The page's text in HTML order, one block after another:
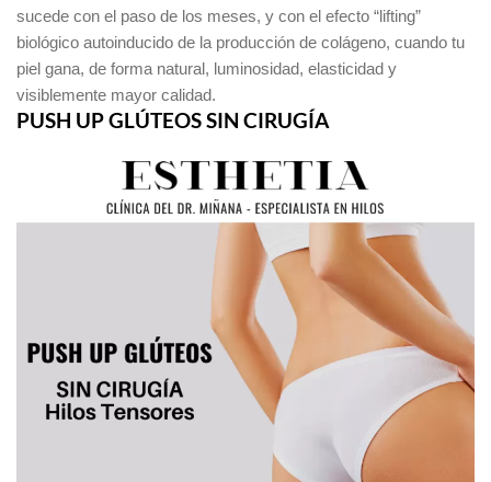
sucede con el paso de los meses, y con el efecto “lifting”
biológico autoinducido de la producción de colágeno, cuando tu
piel gana, de forma natural, luminosidad, elasticidad y
visiblemente mayor calidad.
PUSH UP GLÚTEOS SIN CIRUGÍA